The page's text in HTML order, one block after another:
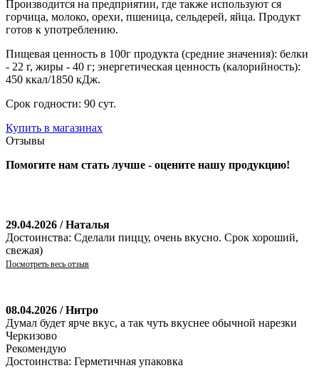
Производится на предприятии, где также используют ся
горчица, молоко, орехи, пшеница, сельдерей, яйца. Продукт
готов к употреблению.
Пищевая ценность в 100г продукта (средние значения): белки
- 22 г, жиры - 40 г; энергетическая ценность (калорийность):
450 ккал/1850 кДж.
Срок годности: 90 сут.
Купить в магазинах
Отзывы
Помогите нам стать лучше - оцените нашу продукцию!
29.04.2026 / Наталья
Достоинства: Сделали пиццу, очень вкусно. Срок хороший,
свежая)
Посмотреть весь отзыв
08.04.2026 / Нитро
Думал будет ярче вкус, а так чуть вкуснее обычной нарезки
Черкизово
Рекомендую
Достоинства: Герметичная упаковка